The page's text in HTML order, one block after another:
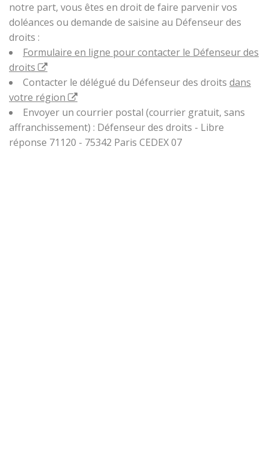
notre part, vous êtes en droit de faire parvenir vos
doléances ou demande de saisine au Défenseur des
droits :
Formulaire en ligne pour contacter le Défenseur des
droits
Contacter le délégué du Défenseur des droits dans
votre région
Envoyer un courrier postal (courrier gratuit, sans
affranchissement) : Défenseur des droits - Libre
réponse 71120 - 75342 Paris CEDEX 07